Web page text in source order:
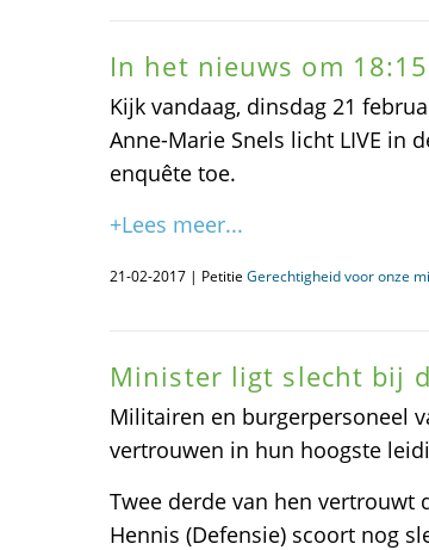
In het nieuws om
Kijk vandaag, dinsdag 21
Anne-Marie Snels licht LIVE in
enquête toe.
+Lees meer...
21-02-2017 | Petitie Gerechtigheid voor onze
Minister ligt slecht bij
Militairen en burgerpersoneel
vertrouwen in hun hoogste
Twee derde van hen
Hennis (Defensie) scoort nog